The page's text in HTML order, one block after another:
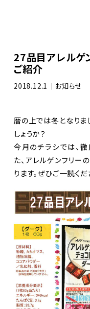
27品目アレルゲ
ご紹介
2018.12.1｜お知らせ
暦の上では冬となりま
しょうか？
今月のチラシでは、
た、アレルゲンフリー
ります。ぜひご一読く